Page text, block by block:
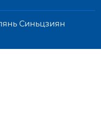
Синьцзиян